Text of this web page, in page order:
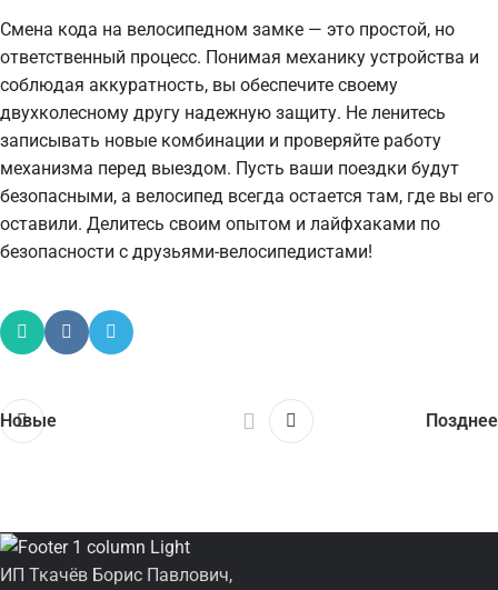
Смена кода на велосипедном замке — это простой, но
ответственный процесс. Понимая механику устройства и
соблюдая аккуратность, вы обеспечите своему
двухколесному другу надежную защиту. Не ленитесь
записывать новые комбинации и проверяйте работу
механизма перед выездом. Пусть ваши поездки будут
безопасными, а велосипед всегда остается там, где вы его
оставили. Делитесь своим опытом и лайфхаками по
безопасности с друзьями-велосипедистами!
Новые Позднее
ИП Ткачёв Борис Павлович,